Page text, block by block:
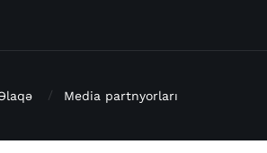
Media partnyorları